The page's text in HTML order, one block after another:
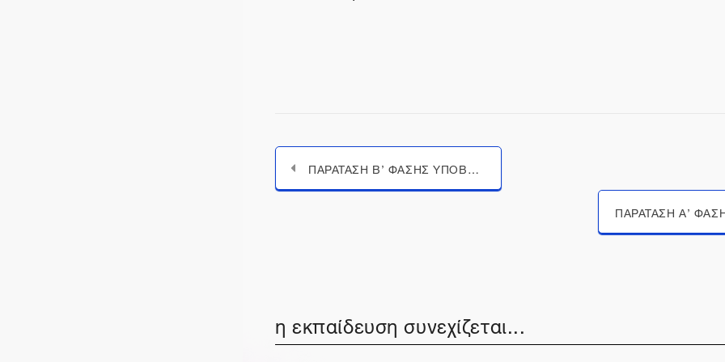
ΠΑΡΑΤΑΣΗ B’ ΦΑΣΗΣ ΥΠΟΒΟΛΗΣ ΨΗΦΙΑΚΩΝ ΕΡΓΩΝ ΤΟΥ ΔΙΑΓΩΝΙΣΜΟΥ HACK THE ART: Γιανούλης Χαλεπάς
η εκπαίδευση συνεχίζεται...